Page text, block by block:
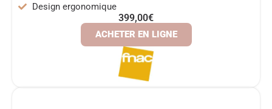
Design ergonomique
399,00€
ACHETER EN LIGNE